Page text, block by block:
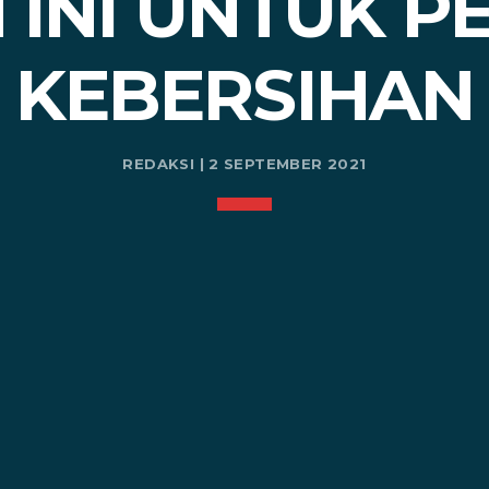
KEBERSIHAN
REDAKSI | 2 SEPTEMBER 2021